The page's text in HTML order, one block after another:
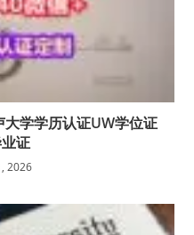
学学历认证UW学位证
证
2026